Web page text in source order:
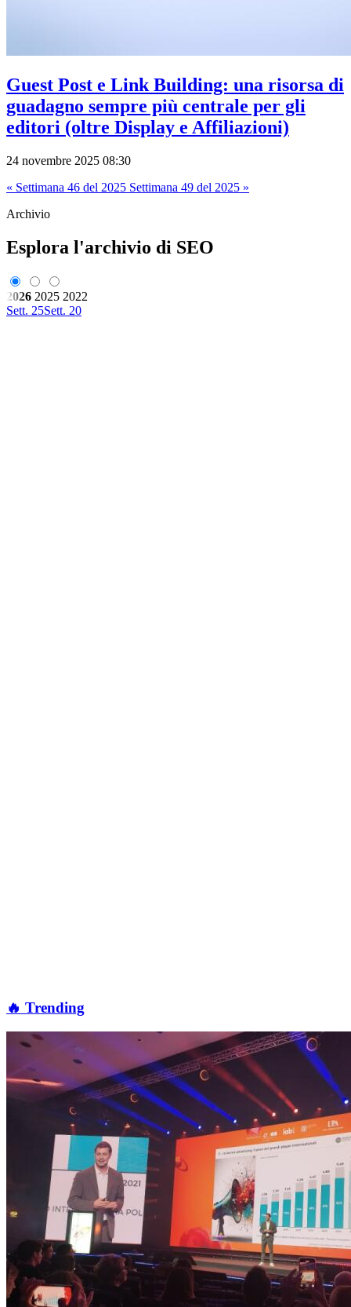
Guest Post e Link Building: una risorsa di
guadagno sempre più centrale per gli
editori (oltre Display e Affiliazioni)
24 novembre 2025 08:30
« Settimana 46 del 2025 Settimana 49 del 2025 »
Archivio
Esplora l'archivio di SEO
2026 2025 2022
Sett. 25Sett. 20
🔥 Trending